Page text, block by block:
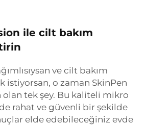
ile cilt bakım
ve cilt bakım
istiyorsan, o zaman SkinPen
olan tek şey. Bu kaliteli mikro
rahat ve güvenli bir şekilde
elde edebileceğiniz evde